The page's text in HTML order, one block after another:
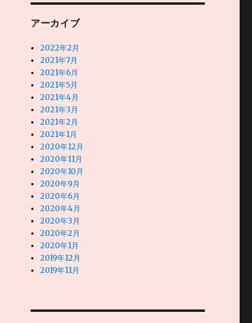
アーカイブ
2022年2月
2021年7月
2021年6月
2021年5月
2021年4月
2021年3月
2021年2月
2021年1月
2020年12月
2020年11月
2020年10月
2020年9月
2020年6月
2020年4月
2020年3月
2020年2月
2020年1月
2019年12月
2019年11月